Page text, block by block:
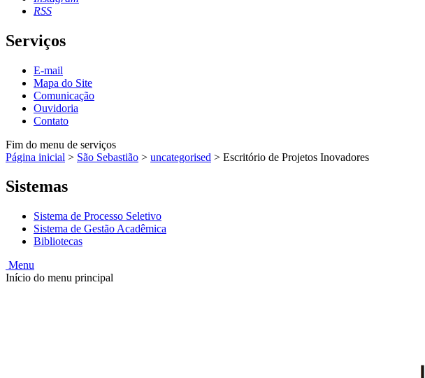
RSS
Serviços
E-mail
Mapa do Site
Comunicação
Ouvidoria
Contato
Fim do menu de serviços
Página inicial > São Sebastião > uncategorised > Escritório de Projetos Inovadores
Sistemas
Sistema de Processo Seletivo
Sistema de Gestão Acadêmica
Bibliotecas
Menu
Início do menu principal